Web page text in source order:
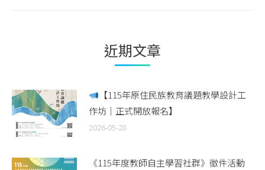
近期文章
【115年原住民族教育議題教學設計工
作坊｜正式開放報名】
2026-05-28
《115年度教師自主學習社群》徵件活動